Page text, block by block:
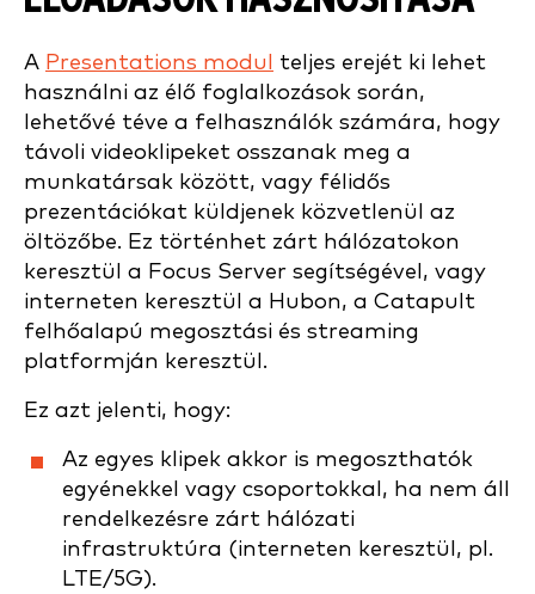
A Presentations modul
teljes erejét ki lehet
használni az élő foglalkozások során,
lehetővé téve a felhasználók számára, hogy
távoli videoklipeket osszanak meg a
munkatársak között, vagy félidős
prezentációkat küldjenek közvetlenül az
öltözőbe. Ez történhet zárt hálózatokon
keresztül a Focus Server segítségével, vagy
interneten keresztül a Hubon, a Catapult
felhőalapú megosztási és streaming
platformján keresztül.
Ez azt jelenti, hogy:
Az egyes klipek akkor is megoszthatók
egyénekkel vagy csoportokkal, ha nem áll
rendelkezésre zárt hálózati
infrastruktúra (interneten keresztül, pl.
LTE/5G).